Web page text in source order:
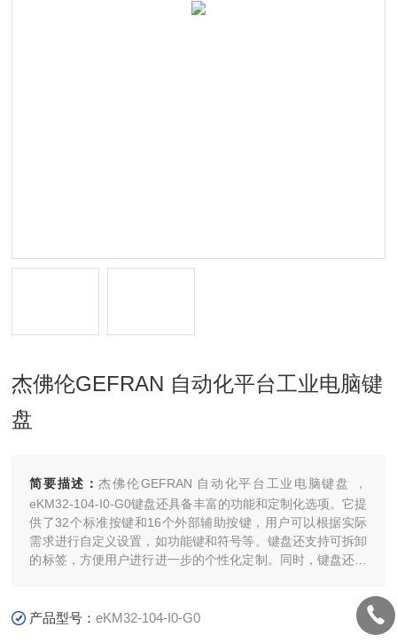
杰佛伦GEFRAN 自动化平台工业电脑键
盘
简要描述：杰佛伦GEFRAN 自动化平台工业电脑键盘 ，
eKM32-104-I0-G0键盘还具备丰富的功能和定制化选项。它提
供了32个标准按键和16个外部辅助按键，用户可以根据实际
需求进行自定义设置，如功能键和符号等。键盘还支持可拆卸
的标签，方便用户进行进一步的个性化定制。同时，键盘还配
产品型号：eKM32-104-I0-G0